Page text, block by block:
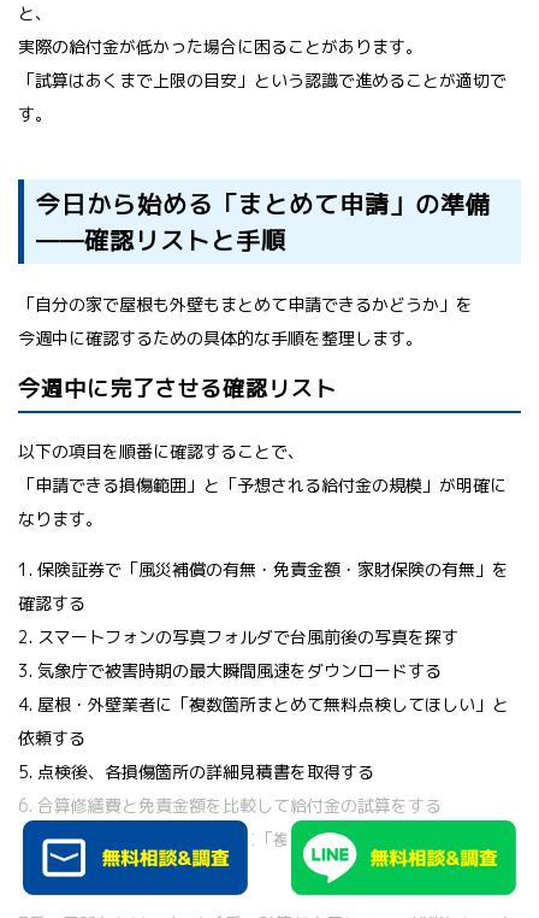
と、
実際の給付金が低かった場合に困ることがあります。
「試算はあくまで上限の目安」という認識で進めることが適切で
す。
今日から始める「まとめて申請」の準備
——確認リストと手順
「自分の家で屋根も外壁もまとめて申請できるかどうか」を
今週中に確認するための具体的な手順を整理します。
今週中に完了させる確認リスト
以下の項目を順番に確認することで、
「申請できる損傷範囲」と「予想される給付金の規模」が明確に
なります。
1. 保険証券で「風災補償の有無・免責金額・家財保険の有無」を
確認する
2. スマートフォンの写真フォルダで台風前後の写真を探す
3. 気象庁で被害時期の最大瞬間風速をダウンロードする
4. 屋根・外壁業者に「複数箇所まとめて無料点検してほしい」と
依頼する
5. 点検後、各損傷箇所の詳細見積書を取得する
6. 合算修繕費と免責金額を比較して給付金の試算をする
7. 保険会社のコールセンターに「複数箇所の損傷をまとめて申請
したい」と電話する